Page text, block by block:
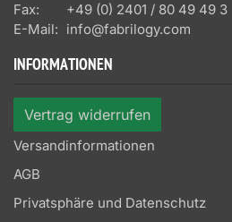
Fax:
+49 (0) 2401 / 80 49 49 3
E-Mail: info@fabrilogy.com
INFORMATIONEN
Vertrag widerrufen
Versandinformationen
AGB
Privatsphäre und Datenschutz